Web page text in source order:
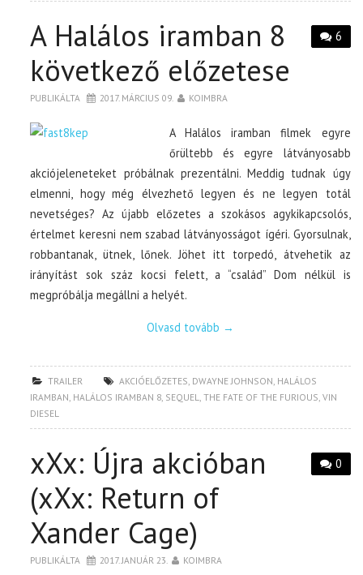
6
A Halálos iramban 8
következő előzetese
PUBLIKÁLTA 2017. MÁRCIUS 09. KOIMBRA
A Halálos iramban filmek egyre
őrültebb és egyre látványosabb
akciójeleneteket próbálnak prezentálni. Meddig tudnak úgy
elmenni, hogy még élvezhető legyen és ne legyen totál
nevetséges? Az újabb előzetes a szokásos agykikapcsolós,
értelmet keresni nem szabad látványosságot ígéri. Gyorsulnak,
robbantanak, ütnek, lőnek. Jöhet itt torpedó, átvehetik az
irányítást sok száz kocsi felett, a “család” Dom nélkül is
megpróbálja megállni a helyét.
Olvasd tovább →
TRAILER AKCIÓELŐZETES, DWAYNE JOHNSON, HALÁLOS
IRAMBAN, HALÁLOS IRAMBAN 8, SEQUEL,THE FATE OF THE FURIOUS,VIN
DIESEL
0
xXx: Újra akcióban
(xXx: Return of
Xander Cage)
PUBLIKÁLTA 2017. JANUÁR 23. KOIMBRA